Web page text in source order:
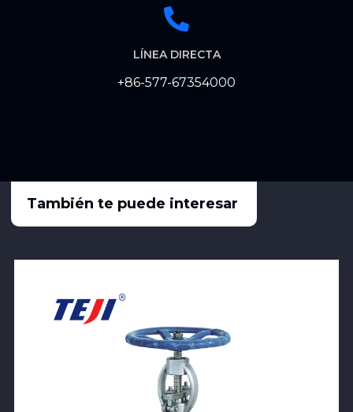
LÍNEA DIRECTA
+86-577-67354000
También te puede interesar